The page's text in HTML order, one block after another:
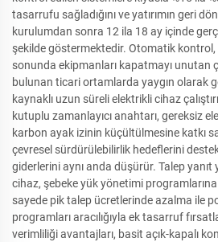
tasarrufu sağladığını ve yatırımın geri
kurulumdan sonra 12 ila 18 ay içinde
şekilde göstermektedir. Otomatik
sonunda ekipmanları kapatmayı unutan
bulunan ticari ortamlarda yaygın olarak
kaynaklı uzun süreli elektrikli cihaz
kutuplu zamanlayıcı anahtarı, gereksiz
karbon ayak izinin küçültülmesine katkı
çevresel sürdürülebilirlik hedeflerini
giderlerini aynı anda düşürür. Talep
cihaz, şebeke yük yönetimi
sayede pik talep ücretlerinde azalma ile
programları aracılığıyla ek tasarruf
verimliliği avantajları, basit açık-kapalı